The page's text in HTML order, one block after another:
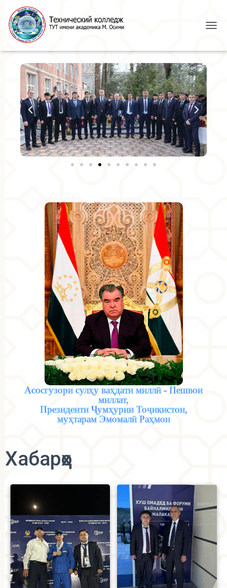
G
Асосгузори сулҳу ваҳдати миллӣ - Пешвои
миллат,
Президенти Ҷумҳурии Тоҷикистон,
муҳтарам Эмомалӣ Раҳмон
Хабарҳо